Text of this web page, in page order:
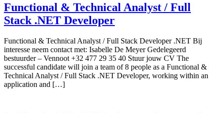
Functional & Technical Analyst / Full
Stack .NET Developer
Functional & Technical Analyst / Full Stack Developer .NET Bij
interesse neem contact met: Isabelle De Meyer Gedelegeerd
bestuurder – Vennoot +32 477 29 35 40 Stuur jouw CV The
successful candidate will join a team of 8 people as a Functional &
Technical Analyst / Full Stack .NET Developer, working within an
application and […]